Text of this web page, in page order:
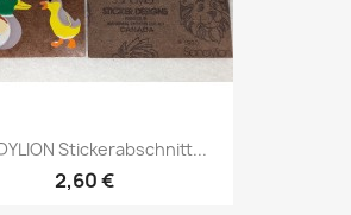
Stickerabschnitt...
2,60 €